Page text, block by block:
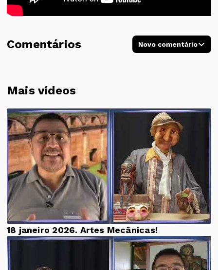
Mais vídeos
18 janeiro 2026. Artes Mecânicas!
Comentários Novo comentário